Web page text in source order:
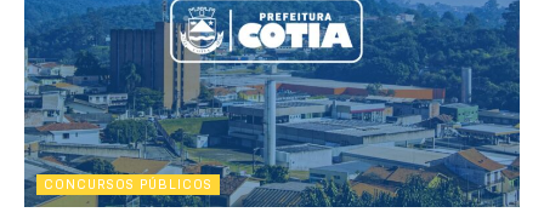
CONCURSOS PÚBLICOS